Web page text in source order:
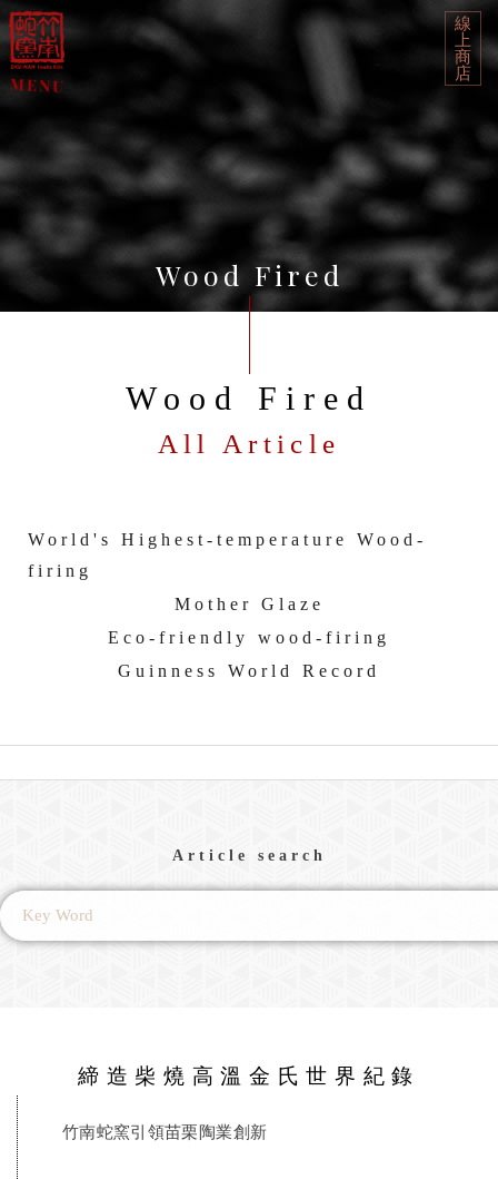
線
上
商
店
Wood Fired
Wood Fired
All Article
World's Highest-temperature Wood-
firing
Mother Glaze
Eco-friendly wood-firing
Guinness World Record
Article search
締造柴燒高溫金氏世界紀錄
竹南蛇窯引領苗栗陶業創新